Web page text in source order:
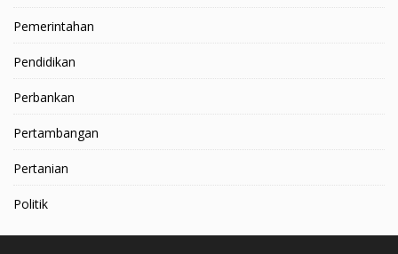
Pemerintahan
Pendidikan
Perbankan
Pertambangan
Pertanian
Politik